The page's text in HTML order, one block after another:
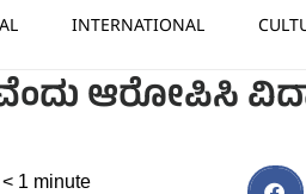
INTERNATIONAL
ಆರೋಪಿಸಿ
< 1 minute